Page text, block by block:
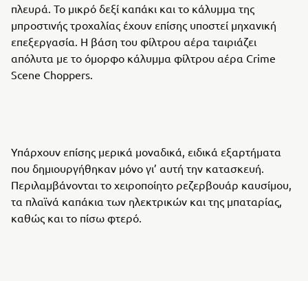
πλευρά. Το μικρό δεξί καπάκι και το κάλυμμα της
μπροστινής τροχαλίας έχουν επίσης υποστεί μηχανική
επεξεργασία. Η βάση του φίλτρου αέρα ταιριάζει
απόλυτα με το όμορφο κάλυμμα φίλτρου αέρα Crime
Scene Choppers.
Υπάρχουν επίσης μερικά μοναδικά, ειδικά εξαρτήματα
που δημιουργήθηκαν μόνο γι’ αυτή την κατασκευή.
Περιλαμβάνονται το χειροποίητο ρεζερβουάρ καυσίμου,
τα πλαϊνά καπάκια των ηλεκτρικών και της μπαταρίας,
καθώς και το πίσω φτερό.